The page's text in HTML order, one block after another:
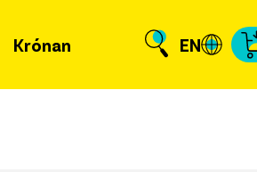
Krónan EN